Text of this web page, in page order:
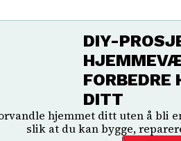
DIY-
FORBEDRE
DITT
hjemmet ditt uten å
slik at du kan bygge,